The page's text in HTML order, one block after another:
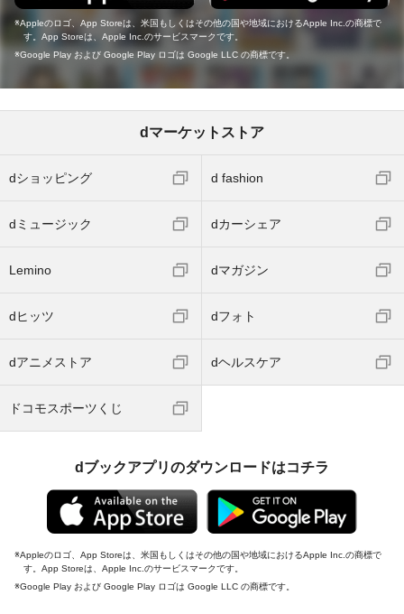
Appleのロゴ、App Storeは、米国もしくはその他の国や地域におけるApple Inc.の商標で
す。App Storeは、Apple Inc.のサービスマークです。
Google Play および Google Play ロゴは Google LLC の商標です。
dマーケットストア
dショッピング d fashion
dミュージック dカーシェア
Lemino dマガジン
dヒッツ dフォト
dアニメストア dヘルスケア
ドコモスポーツくじ
dブックアプリのダウンロードはコチラ
Appleのロゴ、App Storeは、米国もしくはその他の国や地域におけるApple Inc.の商標で
す。App Storeは、Apple Inc.のサービスマークです。
Google Play および Google Play ロゴは Google LLC の商標です。